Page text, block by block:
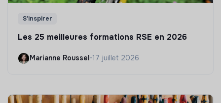
S'inspirer
Les 25 meilleures formations RSE en 2026
Marianne Roussel •17 juillet 2026